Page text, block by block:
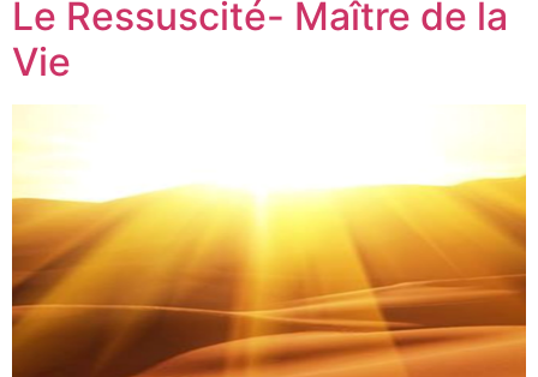
Le Ressuscité- Maître de la
Vie